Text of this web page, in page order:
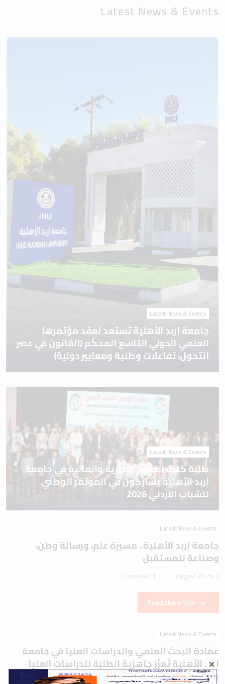
Latest News & Events
Latest News & Events
جامعة إربد الأهلية تَستعد لعقد مؤتمرها
العلمي الدولي التاسع المحكّم (القانون في عصر
التحول: تفاعلات وطنية ومعايير دولية)
Latest News & Events
طلبة كلية العلوم الإدارية والمالية في جامعة
إربد الأهلية يشاركون في المؤتمر الوطني
للشباب الأردني 2026
Latest News & Events
جامعة إربد الأهلية.. مسيرة علم، ورسالة وطن،
وصناعة للمستقبل
3 August 2026
1 min read
Read the article
Latest News & Events
عمادة البحث العلمي والدراسات العليا في جامعة
إربد الأهلية تُعزّز جاهزية الطلبة للدراسات العليا
بورشة تعريفية حول اختباري IELTS وTOEFL